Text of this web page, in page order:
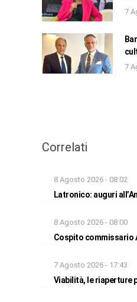
7
7
Correlati
8 Agosto 2026 - 08:02
Latronico: auguri
8 Agosto 2026 - 08:00
Cospito commissario
7 Agosto 2026 - 17:43
Viabilità, le riaperture